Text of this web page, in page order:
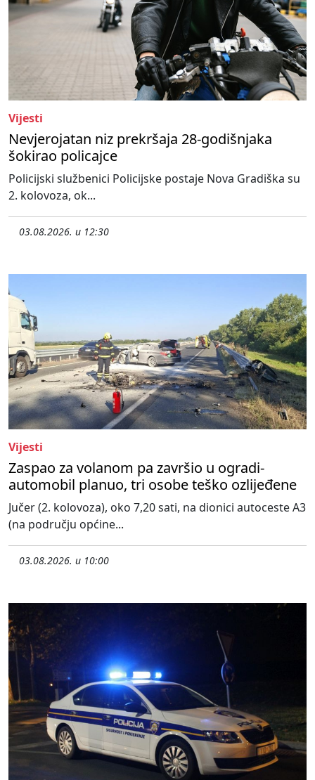
Vijesti
Nevjerojatan niz prekršaja 28-godišnjaka
šokirao policajce
Policijski službenici Policijske postaje Nova Gradiška su
2. kolovoza, ok...
03.08.2026. u 12:30
Vijesti
Zaspao za volanom pa završio u ogradi-
automobil planuo, tri osobe teško ozlijeđene
Jučer (2. kolovoza), oko 7,20 sati, na dionici autoceste A3
(na području općine...
03.08.2026. u 10:00